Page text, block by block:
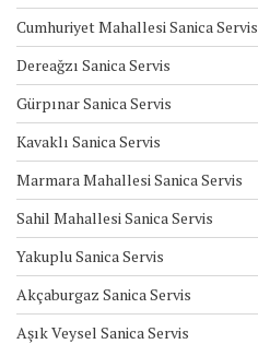
Cumhuriyet Mahallesi Sanica Servis
Dereağzı Sanica Servis
Gürpınar Sanica Servis
Kavaklı Sanica Servis
Marmara Mahallesi Sanica Servis
Sahil Mahallesi Sanica Servis
Yakuplu Sanica Servis
Akçaburgaz Sanica Servis
Aşık Veysel Sanica Servis